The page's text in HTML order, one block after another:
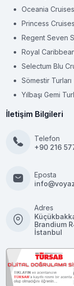
Oceania
Princess
Regent Seven
Royal
Selectum Blu
Sömestir Turları
Yılbaşı Gemi
İletişim Bilgileri
Telefon
+90 216
Eposta
Adres
Brandium
İstanbul